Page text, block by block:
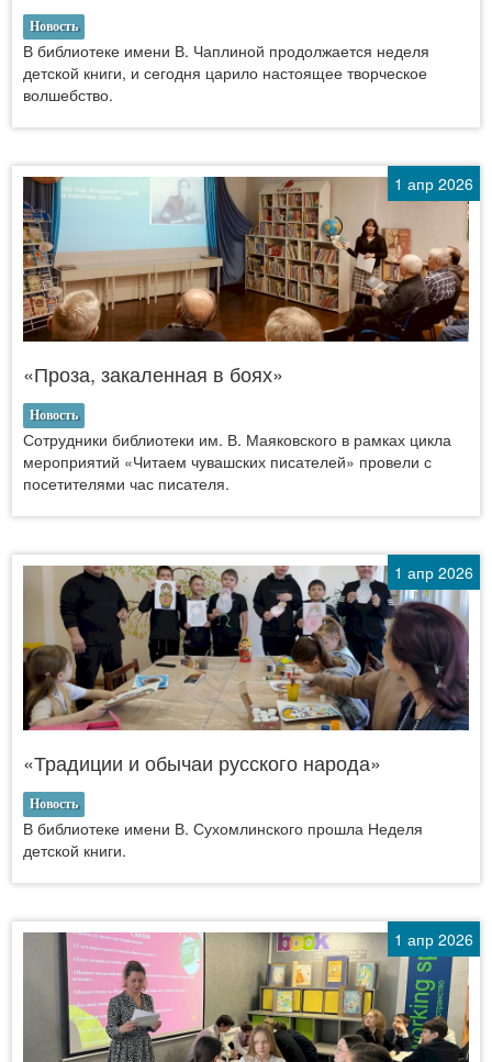
Новость
В библиотеке имени В. Чаплиной продолжается неделя
детской книги, и сегодня царило настоящее творческое
волшебство.
1 апр 2026
«Проза, закаленная в боях»
Новость
Сотрудники библиотеки им. В. Маяковского в рамках цикла
мероприятий «Читаем чувашских писателей» провели с
посетителями час писателя.
1 апр 2026
«Традиции и обычаи русского народа»
Новость
В библиотеке имени В. Сухомлинского прошла Неделя
детской книги.
1 апр 2026